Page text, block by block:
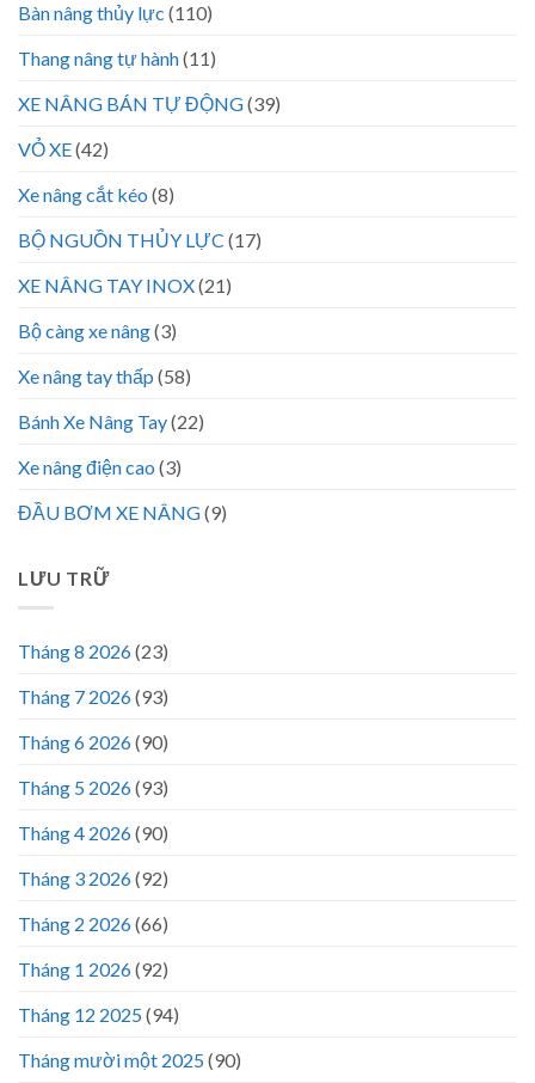
Bàn nâng thủy lực (110)
Thang nâng tự hành(11)
XE NÂNG BÁN TỰ ĐỘNG(39)
VỎ XE(42)
Xe nâng cắt kéo (8)
BỘ NGUỒN THỦY LỰC (17)
XE NÂNG TAY INOX(21)
Bộ càng xe nâng(3)
Xe nâng tay thấp (58)
Bánh Xe Nâng Tay(22)
Xe nâng điện cao (3)
ĐẦU BƠM XE NÂNG(9)
LƯU TRỮ
Tháng 8 2026(23)
Tháng 7 2026(93)
Tháng 6 2026(90)
Tháng 5 2026(93)
Tháng 4 2026(90)
Tháng 3 2026(92)
Tháng 2 2026(66)
Tháng 1 2026(92)
Tháng 12 2025(94)
Tháng mười một 2025(90)